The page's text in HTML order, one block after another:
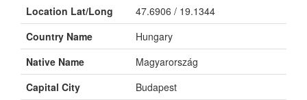
Location Lat/Long
47.6906 / 19.1344
Country Name
Hungary
Native Name
Magyarország
Capital City
Budapest